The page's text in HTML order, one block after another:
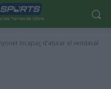
incapaç d'aturar el vendaval